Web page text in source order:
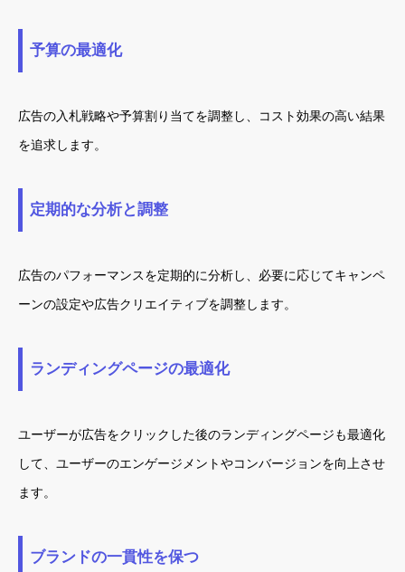
予算の最適化
広告の入札戦略や予算割り当てを調整し、コスト効果の高い結果
を追求します。
定期的な分析と調整
広告のパフォーマンスを定期的に分析し、必要に応じてキャンペ
ーンの設定や広告クリエイティブを調整します。
ランディングページの最適化
ユーザーが広告をクリックした後のランディングページも最適化
して、ユーザーのエンゲージメントやコンバージョンを向上させ
ます。
ブランドの一貫性を保つ